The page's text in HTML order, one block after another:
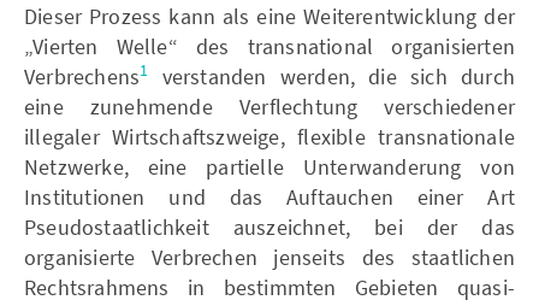
Dieser Prozess kann als eine Weiterentwicklung der
„Vierten Welle“ des transnational organisierten
Verbrechens1
verstanden werden, die sich durch
eine zunehmende Verflechtung verschiedener
illegaler Wirtschaftszweige, flexible transnationale
Netzwerke, eine partielle Unterwanderung von
Institutionen und das Auftauchen einer Art
Pseudostaatlichkeit auszeichnet, bei der das
organisierte Verbrechen jenseits des staatlichen
Rechtsrahmens in bestimmten Gebieten quasi-